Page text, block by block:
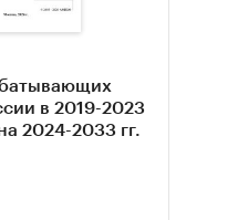
в 2019-2023
2024-2033 гг.